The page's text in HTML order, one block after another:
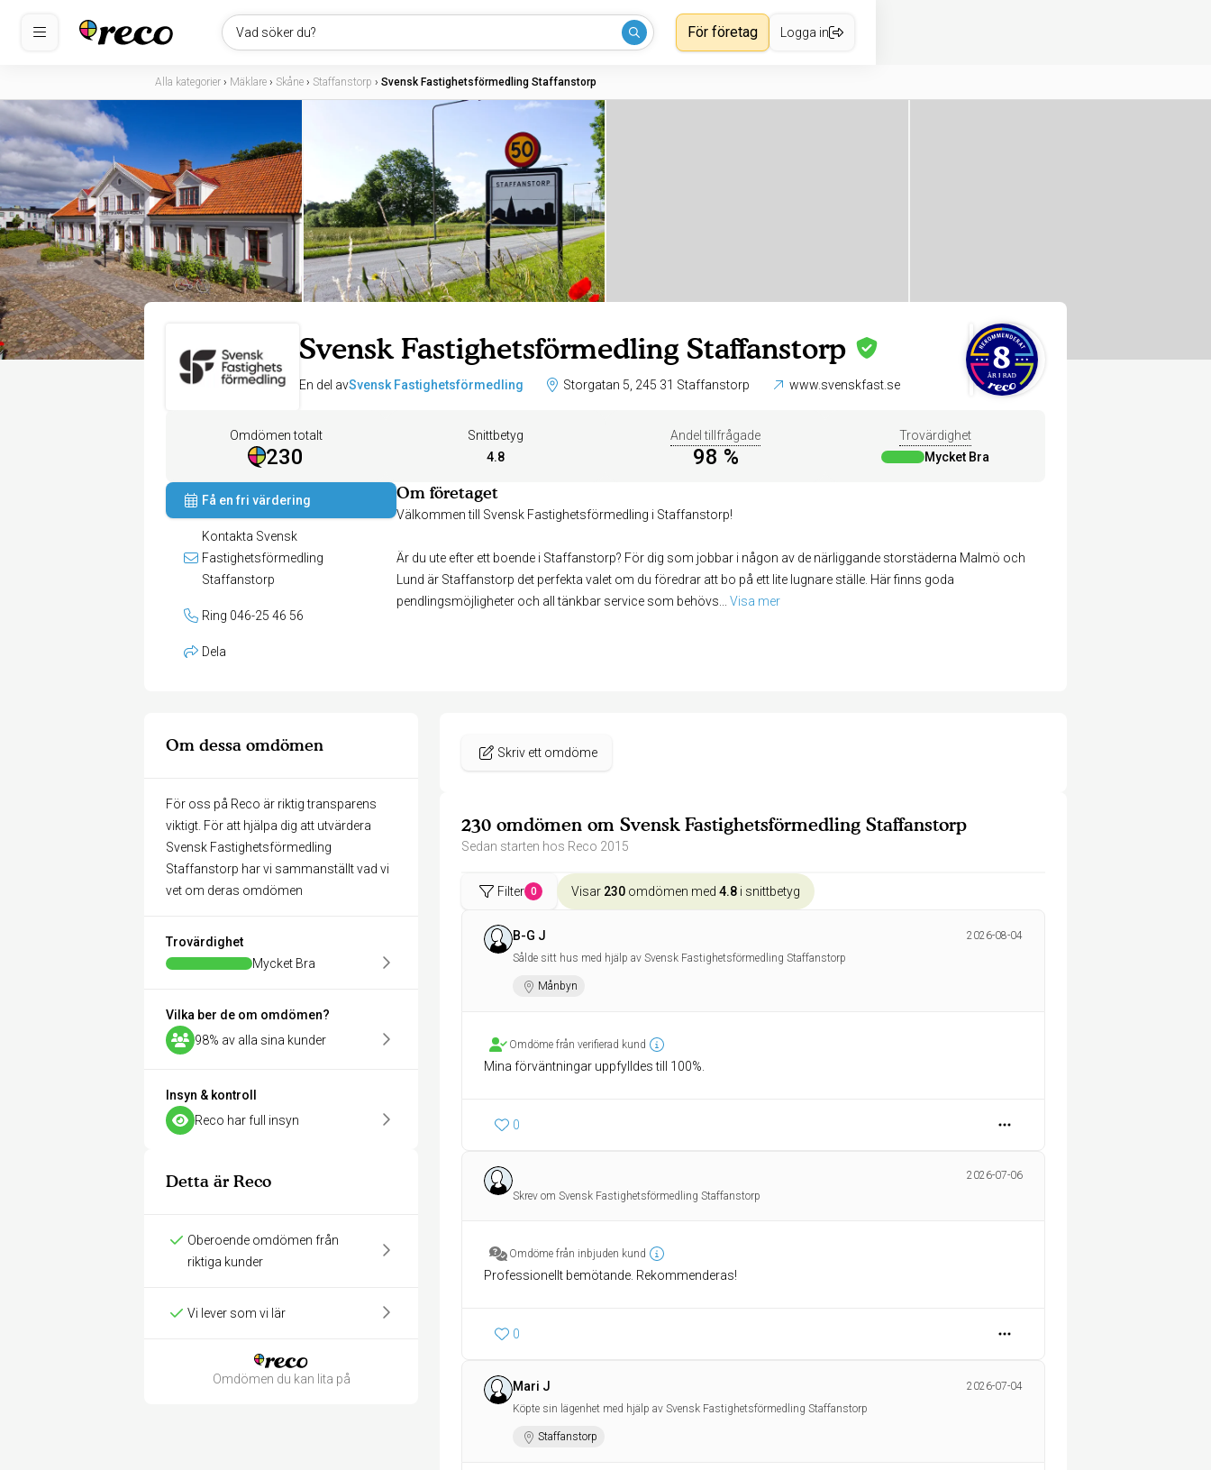
Vad söker du? För företag Logga in
Alla kategorier › Mäklare › Skåne › Staffanstorp › Svensk Fastighetsförmedling Staffanstorp
Svensk Fastighetsförmedling Staffanstorp
En del avSvensk Fastighetsförmedling Storgatan 5, 245 31 Staffanstorp www.svenskfast.se
Omdömen totalt
230
Snittbetyg
4.8
Andel tillfrågade
98 %
Trovärdighet
Mycket Bra
Få en fri värdering
Kontakta Svensk
Fastighetsförmedling
Staffanstorp
Ring 046-25 46 56
Dela
Om företaget
Välkommen till Svensk Fastighetsförmedling i Staffanstorp!
Är du ute efter ett boende i Staffanstorp? För dig som jobbar i någon av de närliggande storstäderna Malmö och
Lund är Staffanstorp det perfekta valet om du föredrar att bo på ett lite lugnare ställe. Här finns goda
pendlingsmöjligheter och all tänkbar service som behövs
Visa mer
Om dessa omdömen
För oss på Reco är riktig transparens
viktigt. För att hjälpa dig att utvärdera
Svensk Fastighetsförmedling
Staffanstorp har vi sammanställt vad vi
vet om deras omdömen
Trovärdighet
Mycket Bra
Vilka ber de om omdömen?
98% av alla sina kunder
Insyn & kontroll
Reco har full insyn
Detta är Reco
Oberoende omdömen från
riktiga kunder
Vi lever som vi lär
Omdömen du kan lita på
Skriv ett omdöme
230 omdömen om Svensk Fastighetsförmedling Staffanstorp
Sedan starten hos Reco 2015
Filter 0 Visar 230 omdömen med 4.8 i snittbetyg
B-G J
2026-08-04
Sålde sitt hus med hjälp av Svensk Fastighetsförmedling Staffanstorp
Månbyn
Omdöme från verifierad kund
Mina förväntningar uppfylldes till 100%.
0
2026-07-06
Skrev om Svensk Fastighetsförmedling Staffanstorp
Omdöme från inbjuden kund
Professionellt bemötande. Rekommenderas!
0
Mari J
2026-07-04
Köpte sin lägenhet med hjälp av Svensk Fastighetsförmedling Staffanstorp
Staffanstorp